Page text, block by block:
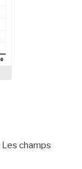
Les champs